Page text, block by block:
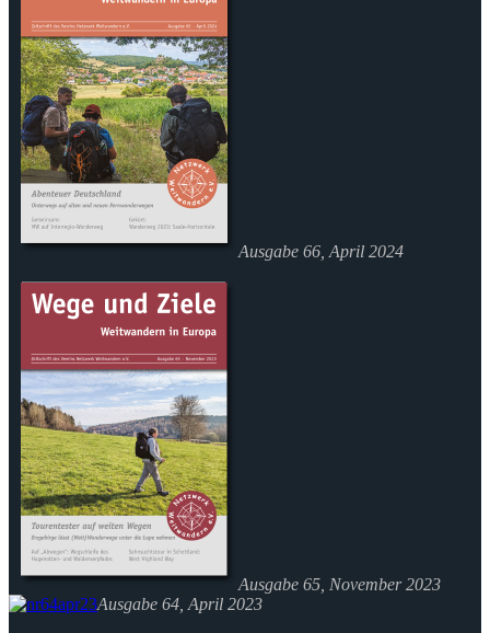
Ausgabe 66, April 2024
Ausgabe 65, November 2023
Ausgabe 64, April 2023